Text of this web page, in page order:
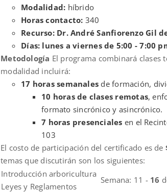
Modalidad: híbrido
Horas contacto: 340
Recurso: Dr. André Sanfiorenzo Gil
Días: lunes a viernes de 5:00 - 7:00
Metodología El programa combinará clases
modalidad incluirá:
17 horas semanales de formación,
10 horas de clases remotas,
formato sincrónico y asincrónico.
7 horas presenciales en el
103
El costo de participación del certificado es de
temas que discutirán son los siguientes:
Introducción arboricultura
Leyes y Reglamentos
Semana: 11 - 16